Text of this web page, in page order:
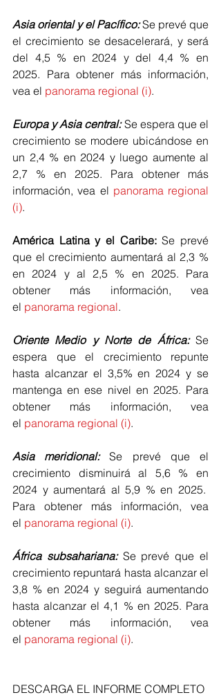
Asia oriental y el Pacífico: Se prevé que
el crecimiento se desacelerará, y será
del 4,5 % en 2024 y del 4,4 % en
2025. Para obtener más información,
vea el panorama regional (i).
Europa y Asia central: Se espera que el
crecimiento se modere ubicándose en
un 2,4 % en 2024 y luego aumente al
2,7 % en 2025. Para obtener más
información, vea el panorama regional
(i).
América Latina y el Caribe: Se prevé
que el crecimiento aumentará al 2,3 %
en 2024 y al 2,5 % en 2025. Para
obtener más información, vea
el panorama regional.
Oriente Medio y Norte de África: Se
espera que el crecimiento repunte
hasta alcanzar el 3,5% en 2024 y se
mantenga en ese nivel en 2025. Para
obtener más información, vea
el panorama regional (i).
Asia meridional: Se prevé que el
crecimiento disminuirá al 5,6 % en
2024 y aumentará al 5,9 % en 2025.
Para obtener más información, vea
el panorama regional (i).
África subsahariana: Se prevé que el
crecimiento repuntará hasta alcanzar el
3,8 % en 2024 y seguirá aumentando
hasta alcanzar el 4,1 % en 2025. Para
obtener más información, vea
el panorama regional (i).
DESCARGA EL INFORME COMPLETO